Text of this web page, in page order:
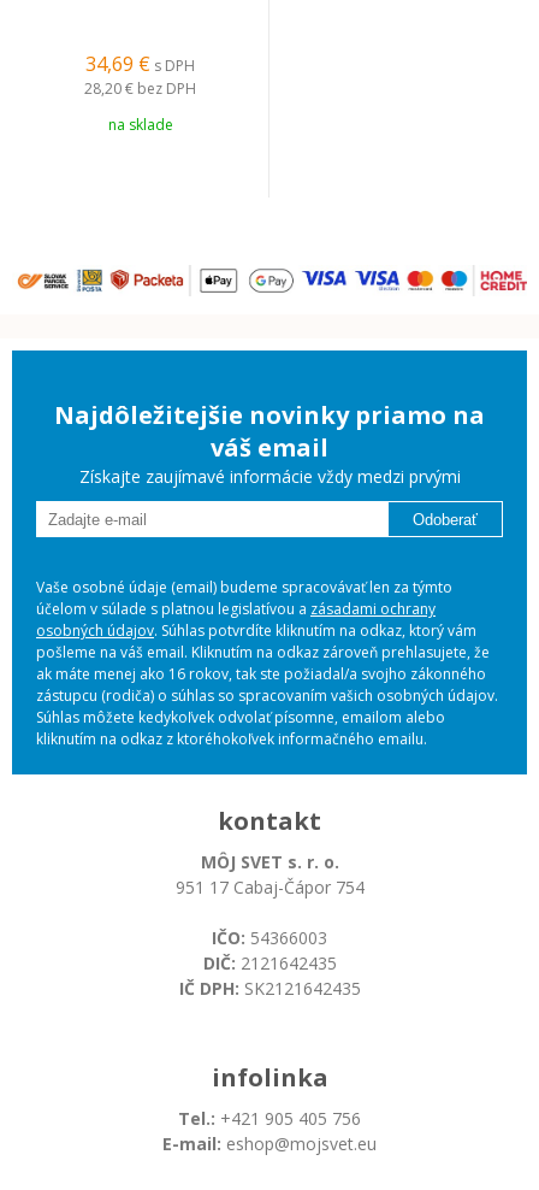
34,69 € s DPH
28,20 € bez DPH
na sklade
Najdôležitejšie novinky priamo na
váš email
Získajte zaujímavé informácie vždy medzi prvými
Odoberať
Vaše osobné údaje (email) budeme spracovávať len za týmto
účelom v súlade s platnou legislatívou a zásadami ochrany
osobných údajov. Súhlas potvrdíte kliknutím na odkaz, ktorý vám
pošleme na váš email. Kliknutím na odkaz zároveň prehlasujete, že
ak máte menej ako 16 rokov, tak ste požiadal/a svojho zákonného
zástupcu (rodiča) o súhlas so spracovaním vašich osobných údajov.
Súhlas môžete kedykoľvek odvolať písomne, emailom alebo
kliknutím na odkaz z ktoréhokoľvek informačného emailu.
kontakt
MÔJ SVET s. r. o.
951 17 Cabaj-Čápor 754
IČO: 54366003
DIČ: 2121642435
IČ DPH: SK2121642435
infolinka
Tel.: +421 905 405 756
E-mail: eshop@mojsvet.eu